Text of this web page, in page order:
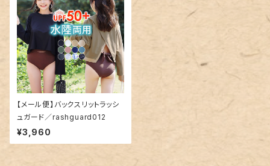
【メール便】バックスリットラッシ
ュガード／rashguard012
¥3,960